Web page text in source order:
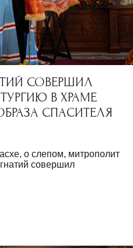
СОВЕРШИЛ
В ХРАМЕ
СПАСИТЕЛЯ
о слепом, митрополит
совершил